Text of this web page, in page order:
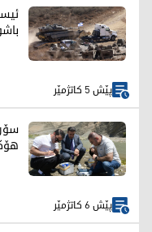
پێش 5 کاتژمێر
پێش 6 کاتژمێر